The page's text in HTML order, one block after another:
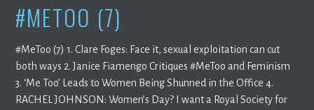
#METOO (7)
#MeToo (7) 1. Clare Foges: Face it, sexual exploitation can cut
both ways 2. Janice Fiamengo Critiques #MeToo and Feminism
3. ‘Me Too’ Leads to Women Being Shunned in the Office 4.
RACHEL JOHNSON: Women’s Day? I want a Royal Society for